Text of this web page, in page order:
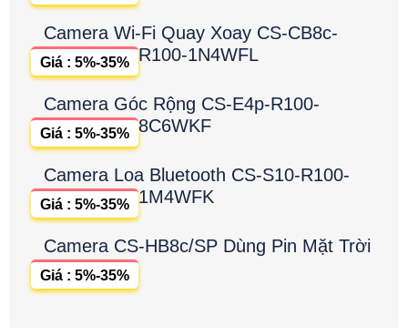
Camera Wi-Fi Quay Xoay CS-CB8c-
R100-1N4WFL
Giá : 5%-35%
Camera Góc Rộng CS-E4p-R100-
8C6WKF
Giá : 5%-35%
Camera Loa Bluetooth CS-S10-R100-
1M4WFK
Giá : 5%-35%
Camera CS-HB8c/SP Dùng Pin Mặt Trời
Giá : 5%-35%